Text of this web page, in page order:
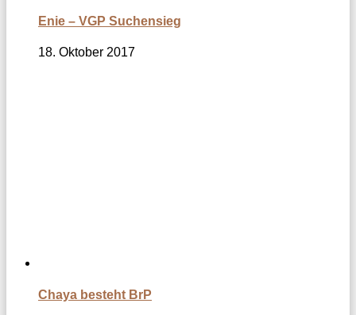
Enie – VGP Suchensieg
18. Oktober 2017
Chaya besteht BrP